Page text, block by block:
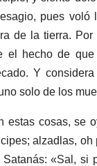
pues
de la tierra.
hecho de
Y
solo de los
estas cosas, se
alzadlas,
«Sal, si